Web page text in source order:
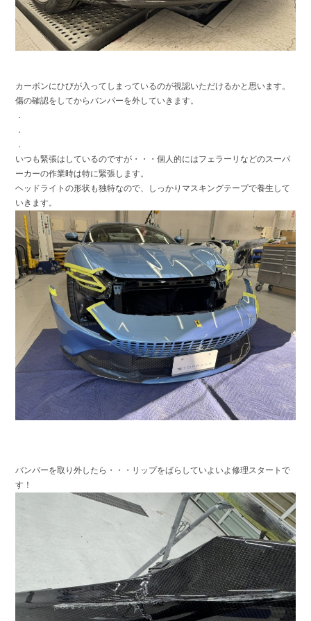
カーボンにひびが入ってしまっているのが視認いただけるかと思います。
傷の確認をしてからバンパーを外していきます。
．
．
．
いつも緊張はしているのですが・・・個人的にはフェラーリなどのスーパ
ーカーの作業時は特に緊張します。
ヘッドライトの形状も独特なので、しっかりマスキングテープで養生して
いきます。
バンパーを取り外したら・・・リップをばらしていよいよ修理スタートで
す！